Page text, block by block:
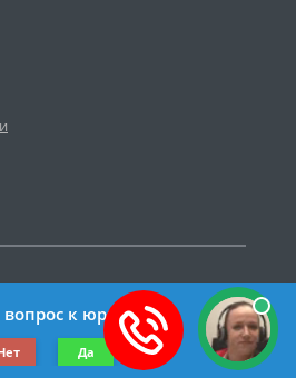
защищены.
данных
вопрос к юристу?
Да